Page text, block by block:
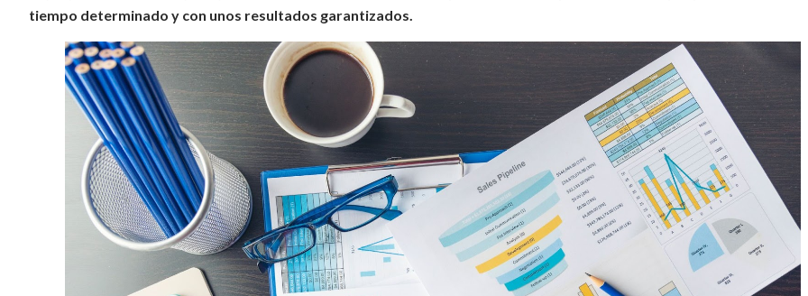
tiempo determinado y con unos resultados garantizados.